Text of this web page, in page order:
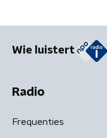
Wie luistert
Radio
Frequenties